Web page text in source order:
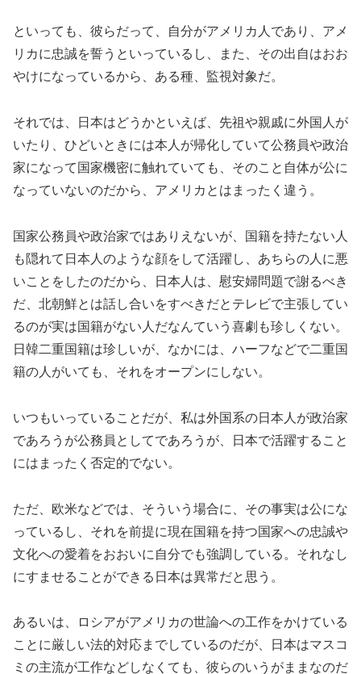
といっても、彼らだって、自分がアメリカ人であり、アメ
リカに忠誠を誓うといっているし、また、その出自はおお
やけになっているから、ある種、監視対象だ。
それでは、日本はどうかといえば、先祖や親戚に外国人が
いたり、ひどいときには本人が帰化していて公務員や政治
家になって国家機密に触れていても、そのこと自体が公に
なっていないのだから、アメリカとはまったく違う。
国家公務員や政治家ではありえないが、国籍を持たない人
も隠れて日本人のような顔をして活躍し、あちらの人に悪
いことをしたのだから、日本人は、慰安婦問題で謝るべき
だ、北朝鮮とは話し合いをすべきだとテレビで主張してい
るのが実は国籍がない人だなんていう喜劇も珍しくない。
日韓二重国籍は珍しいが、なかには、ハーフなどで二重国
籍の人がいても、それをオープンにしない。
いつもいっていることだが、私は外国系の日本人が政治家
であろうが公務員としてであろうが、日本で活躍すること
にはまったく否定的でない。
ただ、欧米などでは、そういう場合に、その事実は公にな
っているし、それを前提に現在国籍を持つ国家への忠誠や
文化への愛着をおおいに自分でも強調している。それなし
にすませることができる日本は異常だと思う。
あるいは、ロシアがアメリカの世論への工作をかけている
ことに厳しい法的対応までしているのだが、日本はマスコ
ミの主流が工作などしなくても、彼らのいうがままなのだ